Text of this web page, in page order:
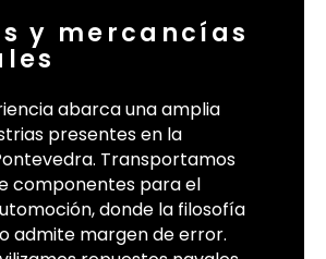
y mercancías
abarca una amplia
presentes en la
Transportamos
componentes para el
donde la filosofía
admite margen de error.